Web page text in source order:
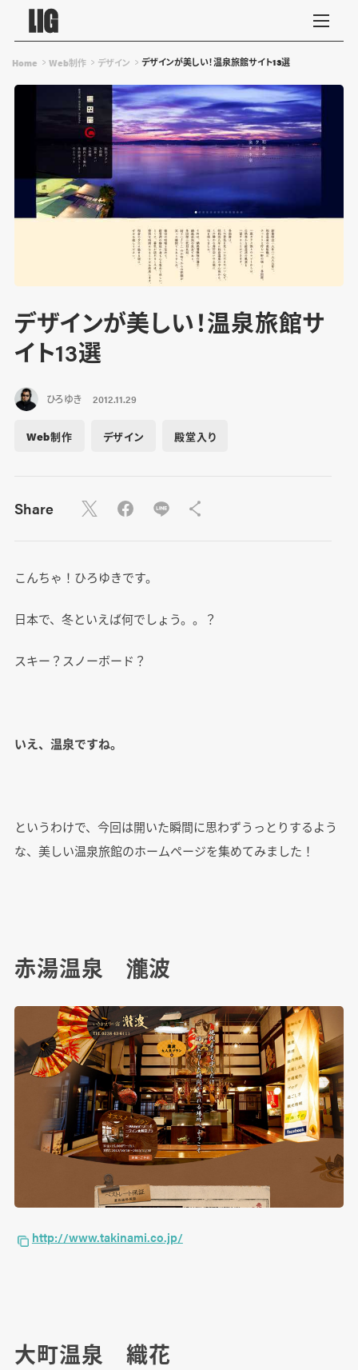
Home Web制作 デザイン デザインが美しい！温泉旅館サイト13選
デザインが美しい！温泉旅館サ
イト13選
ひろゆき 2012.11.29
Web制作 デザイン 殿堂入り
Share
こんちゃ！ひろゆきです。
日本で、冬といえば何でしょう。。？
スキー？スノーボード？
いえ、温泉ですね。
というわけで、今回は開いた瞬間に思わずうっとりするよう
な、美しい温泉旅館のホームページを集めてみました！
赤湯温泉 瀧波
http://www.takinami.co.jp/
大町温泉 織花